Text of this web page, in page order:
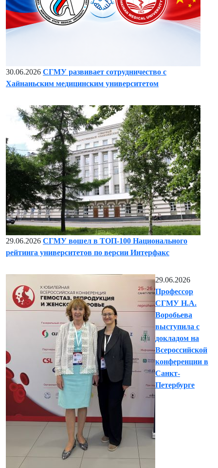
30.06.2026 СГМУ развивает сотрудничество с
Хайнаньским медицинским университетом
29.06.2026 СГМУ вошел в ТОП-100 Национального
рейтинга университетов по версии Интерфакс
29.06.2026
Профессор
СГМУ Н.А.
Воробьева
выступила с
докладом на
Всероссийской
конференции в
Санкт-
Петербурге